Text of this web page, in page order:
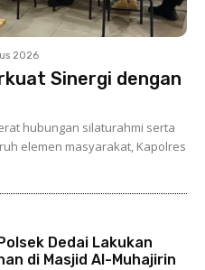
2026
Sinergi dengan
hubungan silaturahmi serta
elemen masyarakat, Kapolres
Dedai Lakukan
di Masjid Al-Muhajirin